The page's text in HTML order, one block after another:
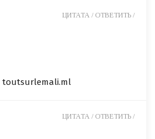
toutsurlemali.ml
ЦИТАТА / ОТВЕТИТЬ /
ЦИТАТА / ОТВЕТИТЬ /